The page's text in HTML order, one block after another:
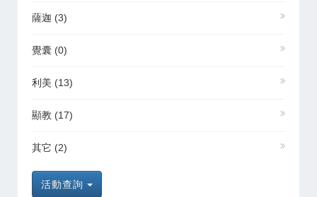
薩迦 (3)
覺囊 (0)
利美 (13)
顯教 (17)
其它 (2)
活動查詢